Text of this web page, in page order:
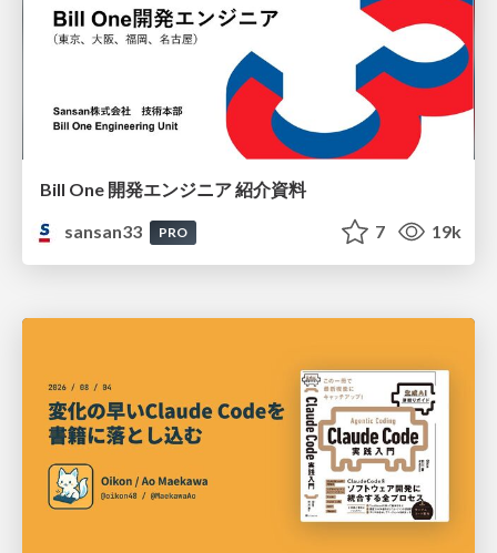
Bill One 開発エンジニア 紹介資料
sansan33
PRO 7 19k